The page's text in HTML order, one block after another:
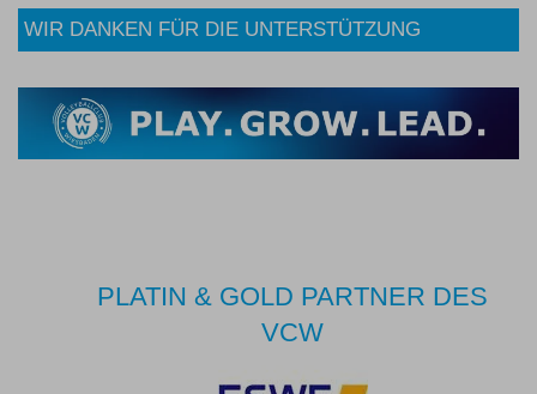
WIR DANKEN FÜR DIE UNTERSTÜTZUNG
PLATIN & GOLD PARTNER DES
VCW